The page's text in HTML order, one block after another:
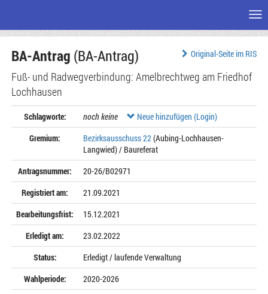
Seiteninhalt
Original-Seite im RIS
BA-Antrag (BA-Antrag)
Fuß- und Radwegverbindung: Amelbrechtweg am Friedhof
Lochhausen
Schlagworte: noch keine
Neue hinzufügen (Login)
Gremium:
Bezirksausschuss 22(Aubing-Lochhausen-
Langwied) / Baureferat
Antragsnummer:
20-26/B02971
Registriert am:
21.09.2021
Bearbeitungsfrist:
15.12.2021
Erledigt am:
23.02.2022
Status:
Erledigt / laufende Verwaltung
Wahlperiode:
2020-2026